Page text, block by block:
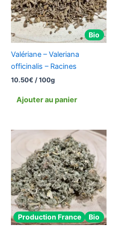
Bio
Valériane – Valeriana
officinalis – Racines
10.50€ / 100g
Ajouter au panier
Production France Bio